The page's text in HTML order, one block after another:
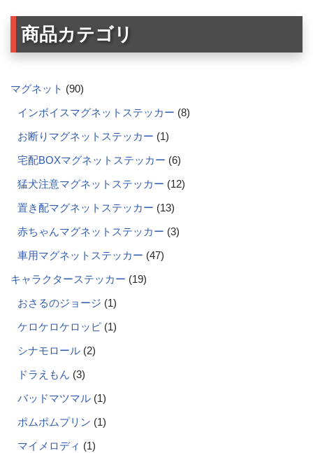
商品カテゴリ
マグネット
90
インボイスマグネットステッカー 8
お断りマグネットステッカー
1
宅配BOXマグネットステッカー 6
猛犬注意マグネットステッカー
12
置き配マグネットステッカー
13
赤ちゃんマグネットステッカー 3
車用マグネットステッカー 47
キャラクターステッカー
19
おさるのジョージ
1
ケロケロケロッピ 1
シナモロール 2
ドラえもん 3
バッドマツマル 1
ポムポムプリン
1
マイメロディ
1